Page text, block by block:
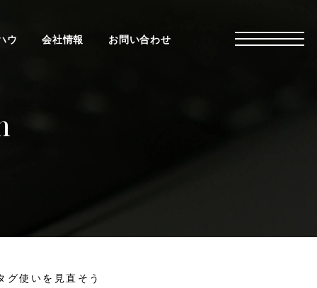
ウ 会社情報 お問い合わせ
グ使いを見直そう